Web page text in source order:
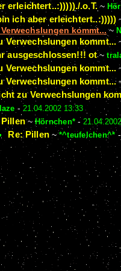
erleichtert..:)))))./.o.T.~
ich aber erleichtert..:)))))
kommt... ~
Verwechslungen kommt...
ausgeschlossen!!! ot~
Verwechslungen kommt...
Verwechslungen kommt...
zu Verwechslungen
- 21.04.2002 13:33
~ Hörnchen* -
Re: Pillen~*^teufelchen^*